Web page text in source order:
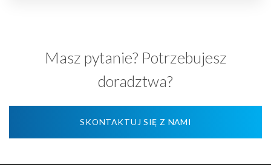
Masz pytanie? Potrzebujesz
doradztwa?
SKONTAKTUJ SIĘ Z NAMI